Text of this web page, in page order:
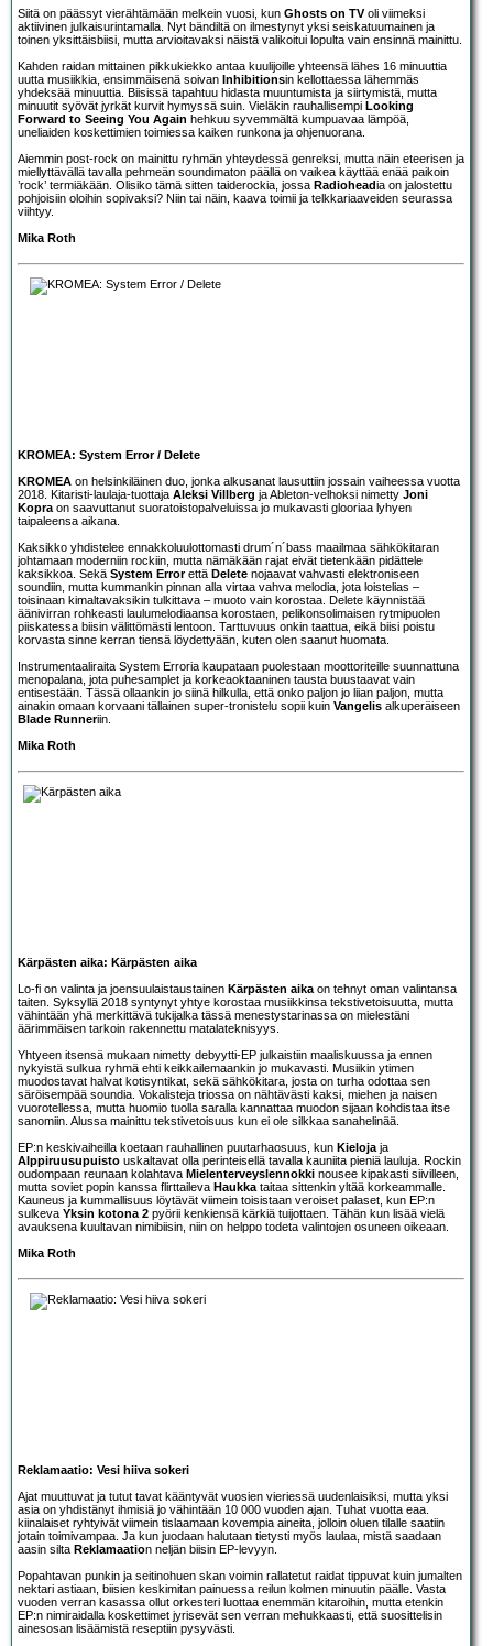
Siitä on päässyt vierähtämään melkein vuosi, kun Ghosts on TVoli viimeksi
aktiivinen julkaisurintamalla. Nyt bändiltä on ilmestynyt yksi seiskatuumainen ja
toinen yksittäisbiisi, mutta arvioitavaksi näistä valikoitui lopulta vain ensinnä mainittu.
Kahden raidan mittainen pikkukiekko antaa kuulijoille yhteensä lähes 16 minuuttia
uutta musiikkia, ensimmäisenä soivan Inhibitionsin kellottaessa lähemmäs
yhdeksää minuuttia. Biisissä tapahtuu hidasta muuntumista ja siirtymistä, mutta
minuutit syövät jyrkät kurvit hymyssä suin. Vieläkin rauhallisempi Looking
Forward to Seeing You Again hehkuu syvemmältä kumpuavaa lämpöä,
uneliaiden koskettimien toimiessa kaiken runkona ja ohjenuorana.
Aiemmin post-rock on mainittu ryhmän yhteydessä genreksi, mutta näin eteerisen ja
miellyttävällä tavalla pehmeän soundimaton päällä on vaikea käyttää enää paikoin
’rock’ termiäkään. Olisiko tämä sitten taiderockia, jossa Radioheadia on jalostettu
pohjoisiin oloihin sopivaksi? Niin tai näin, kaava toimii ja telkkariaaveiden seurassa
viihtyy.
Mika Roth
KROMEA: System Error / Delete
KROMEA on helsinkiläinen duo, jonka alkusanat lausuttiin jossain vaiheessa vuotta
2018. Kitaristi-laulaja-tuottaja Aleksi Villberg ja Ableton-velhoksi nimetty Joni
Kopra on saavuttanut suoratoistopalveluissa jo mukavasti glooriaa lyhyen
taipaleensa aikana.
Kaksikko yhdistelee ennakkoluulottomasti drum´n´bass maailmaa sähkökitaran
johtamaan moderniin rockiin, mutta nämäkään rajat eivät tietenkään pidättele
kaksikkoa. Sekä System Errorettä Delete nojaavat vahvasti elektroniseen
soundiin, mutta kummankin pinnan alla virtaa vahva melodia, jota loistelias –
toisinaan kimaltavaksikin tulkittava – muoto vain korostaa. Delete käynnistää
äänivirran rohkeasti laulumelodiaansa korostaen, pelikonsolimaisen rytmipuolen
piiskatessa biisin välittömästi lentoon. Tarttuvuus onkin taattua, eikä biisi poistu
korvasta sinne kerran tiensä löydettyään, kuten olen saanut huomata.
Instrumentaaliraita System Erroria kaupataan puolestaan moottoriteille suunnattuna
menopalana, jota puhesamplet ja korkeaoktaaninen tausta buustaavat vain
entisestään. Tässä ollaankin jo siinä hilkulla, että onko paljon jo liian paljon, mutta
ainakin omaan korvaani tällainen super-tronistelu sopii kuin Vangelis alkuperäiseen
Blade Runneriin.
Mika Roth
Kärpästen aika: Kärpästen aika
Lo-fi on valinta ja joensuulaistaustainen Kärpästen aika on tehnyt oman valintansa
taiten. Syksyllä 2018 syntynyt yhtye korostaa musiikkinsa tekstivetoisuutta, mutta
vähintään yhä merkittävä tukijalka tässä menestystarinassa on mielestäni
äärimmäisen tarkoin rakennettu matalateknisyys.
Yhtyeen itsensä mukaan nimetty debyytti-EP julkaistiin maaliskuussa ja ennen
nykyistä sulkua ryhmä ehti keikkailemaankin jo mukavasti. Musiikin ytimen
muodostavat halvat kotisyntikat, sekä sähkökitara, josta on turha odottaa sen
säröisempää soundia. Vokalisteja triossa on nähtävästi kaksi, miehen ja naisen
vuorotellessa, mutta huomio tuolla saralla kannattaa muodon sijaan kohdistaa itse
sanomiin. Alussa mainittu tekstivetoisuus kun ei ole silkkaa sanahelinää.
EP:n keskivaiheilla koetaan rauhallinen puutarhaosuus, kun Kieloja ja
Alppiruusupuisto uskaltavat olla perinteisellä tavalla kauniita pieniä lauluja. Rockin
oudompaan reunaan kolahtava Mielenterveyslennokki nousee kipakasti siivilleen,
mutta soviet popin kanssa flirttaileva Haukka taitaa sittenkin yltää korkeammalle.
Kauneus ja kummallisuus löytävät viimein toisistaan veroiset palaset, kun EP:n
sulkeva Yksin kotona 2 pyörii kenkiensä kärkiä tuijottaen. Tähän kun lisää vielä
avauksena kuultavan nimibiisin, niin on helppo todeta valintojen osuneen oikeaan.
Mika Roth
Reklamaatio: Vesi hiiva sokeri
Ajat muuttuvat ja tutut tavat kääntyvät vuosien vieriessä uudenlaisiksi, mutta yksi
asia on yhdistänyt ihmisiä jo vähintään 10 000 vuoden ajan. Tuhat vuotta eaa.
kiinalaiset ryhtyivät viimein tislaamaan kovempia aineita, jolloin oluen tilalle saatiin
jotain toimivampaa. Ja kun juodaan halutaan tietysti myös laulaa, mistä saadaan
aasin silta Reklamaation neljän biisin EP-levyyn.
Popahtavan punkin ja seitinohuen skan voimin rallatetut raidat tippuvat kuin jumalten
nektari astiaan, biisien keskimitan painuessa reilun kolmen minuutin päälle. Vasta
vuoden verran kasassa ollut orkesteri luottaa enemmän kitaroihin, mutta etenkin
EP:n nimiraidalla koskettimet jyrisevät sen verran mehukkaasti, että suosittelisin
ainesosan lisäämistä reseptiin pysyvästi.